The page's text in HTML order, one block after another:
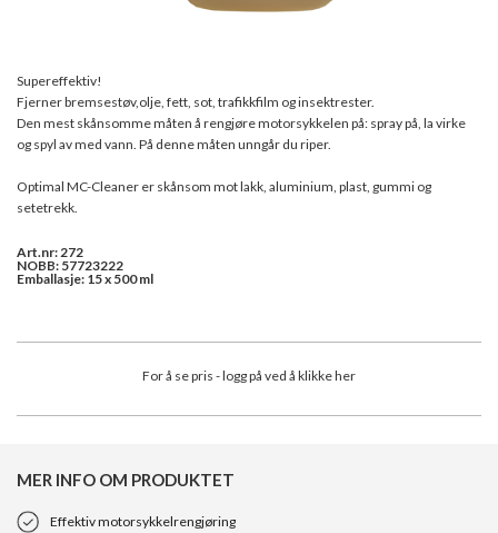
Supereffektiv!
Fjerner bremsestøv,olje, fett, sot, trafikkfilm og insektrester.
Den mest skånsomme måten å rengjøre motorsykkelen på: spray på, la virke
og spyl av med vann. På denne måten unngår du riper.
Optimal MC-Cleaner er skånsom mot lakk, aluminium, plast, gummi og
setetrekk.
Art.nr: 272
NOBB: 57723222
Emballasje: 15 x 500 ml
For å se pris - logg på ved å klikke her
MER INFO OM PRODUKTET
Effektiv motorsykkelrengjøring